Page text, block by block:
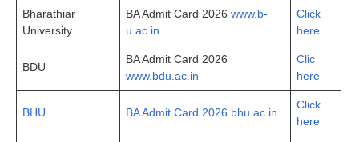
Bharathiar
University
BA Admit Card 2026 www.b-
u.ac.in
Click
here
BDU
BA Admit Card 2026
www.bdu.ac.in
Clic
here
BHU BA Admit Card 2026 bhu.ac.in
Click
here